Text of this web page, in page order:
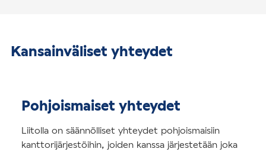
Kansainväliset yhteydet
Pohjoismaiset yhteydet
Liitolla on säännölliset yhteydet pohjoismaisiin
kanttorijärjestöihin, joiden kanssa järjestetään joka